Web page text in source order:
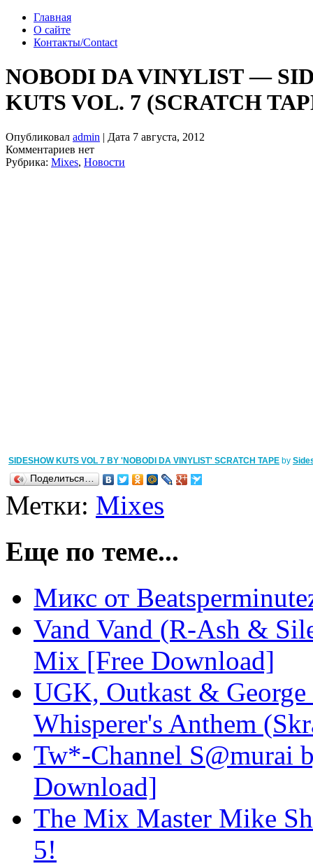
Главная
О сайте
Контакты/Contact
NOBODI DA VINYLIST —
KUTS VOL. 7 (SCRATCH
Опубликовал admin | Дата 7 августа, 2012
Комментариев нет
Рубрика: Mixes, Новости
SIDESHOW KUTS VOL 7 BY 'NOBODI DA VINYLIST' SCRATCH TAPE by
Поделиться…
Метки: Mixes
Еще по теме...
Микс от
Vand Vand (R-Ash &
Mix [Free Download]
UGK, Outkast &
Whisperer's Anthem
Tw*-Channel S@murai
Download]
The Mix Master Mike
5!